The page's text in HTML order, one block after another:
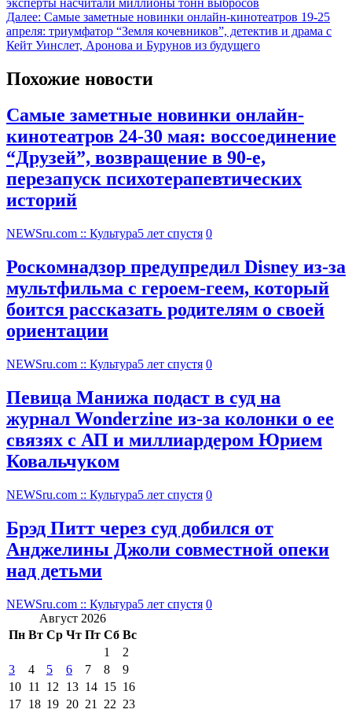
Далее: Самые заметные новинки онлайн-кинотеатров 19-25
апреля: триумфатор “Земля кочевников”, детектив и драма с
Кейт Уинслет, Аронова и Бурунов из будущего
Похожие новости
Самые заметные новинки онлайн-
кинотеатров 24-30 мая: воссоединение
“Друзей”, возвращение в 90-е,
перезапуск психотерапевтических
историй
NEWSru.com :: Культура5 лет спустя 0
Роскомнадзор предупредил Disney из-за
мультфильма c героем-геем, который
боится рассказать родителям о своей
ориентации
NEWSru.com :: Культура5 лет спустя 0
Певица Манижа подаст в суд на
журнал Wonderzine из-за колонки о ее
связях с АП и миллиардером Юрием
Ковальчуком
NEWSru.com :: Культура5 лет спустя 0
Брэд Питт через суд добился от
Анджелины Джоли совместной опеки
над детьми
NEWSru.com :: Культура5 лет спустя 0
Август 2026
Пн Вт Ср Чт Пт Сб Вс
1
2
3
4 5 6 7 8
9
10 11 12 13 14 15 16
17 18 19 20 21 22 23